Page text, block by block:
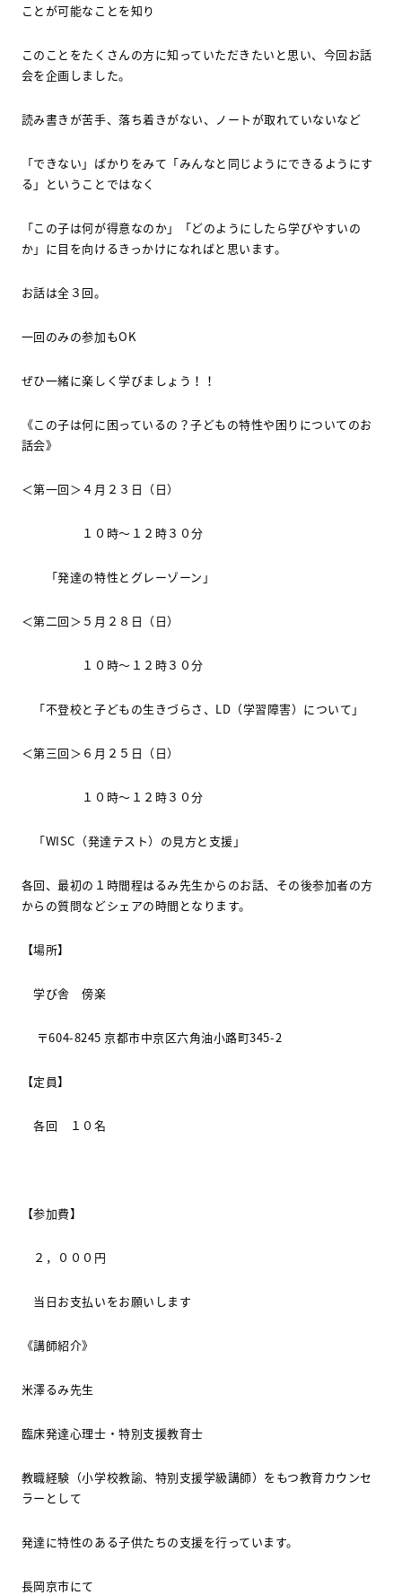
ことが可能なことを知り
このことをたくさんの方に知っていただきたいと思い、今回お話
会を企画しました。
読み書きが苦手、落ち着きがない、ノートが取れていないなど
「できない」ばかりをみて「みんなと同じようにできるようにす
る」ということではなく
「この子は何が得意なのか」「どのようにしたら学びやすいの
か」に目を向けるきっかけになればと思います。
お話は全３回。
一回のみの参加もOK
ぜひ一緒に楽しく学びましょう！！
《この子は何に困っているの？子どもの特性や困りについてのお
話会》
＜第一回＞４月２３日（日）
１０時～１２時３０分
「発達の特性とグレーゾーン」
＜第二回＞５月２８日（日）
１０時～１２時３０分
「不登校と子どもの生きづらさ、 LD （学習障害）について」
＜第三回＞６月２５日（日）
１０時～１２時３０分
「WISC （発達テスト）の見方と支援」
各回、最初の１時間程はるみ先生からのお話、その後参加者の方
からの質問などシェアの時間となります。
【場所】
学び舎 傍楽
〒604-8245京都市中京区六角油小路町345-2
【定員】
各回 １０名
【参加費】
２，０００円
当日お支払いをお願いします
《講師紹介》
米澤るみ先生
臨床発達心理士・特別支援教育士
教職経験（小学校教諭、特別支援学級講師）をもつ教育カウンセ
ラーとして
発達に特性のある子供たちの支援を行っています。
長岡京市にて